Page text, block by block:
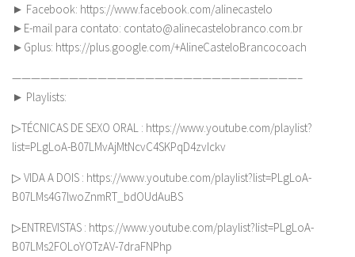
► Facebook: https://www.facebook.com/alinecastelo
►E-mail para contato: contato@alinecastelobranco.com.br
►Gplus: https://plus.google.com/+AlineCasteloBrancocoach
——————————————————————————————–
► Playlists:
▷TÉCNICAS DE SEXO ORAL : https://www.youtube.com/playlist?
list=PLgLoA-B07LMvAjMtNcvC4SKPqD4zvIckv
▷ VIDA A DOIS : https://www.youtube.com/playlist?list=PLgLoA-
B07LMs4G7lwoZnmRT_bdOUdAuBS
▷ENTREVISTAS : https://www.youtube.com/playlist?list=PLgLoA-
B07LMs2FOLoYOTzAV-7draFNPhp